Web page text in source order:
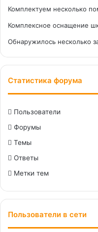
Комплектуем несколько
Комплексное оснащение
Обнаружилось несколько
Статистика форума
Пользователи
Форумы
Темы
Ответы
Метки тем
Пользователи в сети